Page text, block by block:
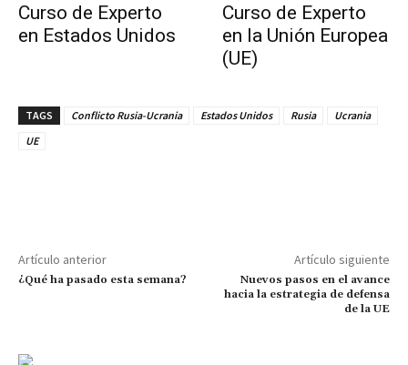
Curso de Experto
en Estados Unidos
Curso de Experto
en la Unión Europea
(UE)
TAGS Conflicto Rusia-Ucrania Estados Unidos Rusia
Ucrania
UE
Artículo anterior
¿Qué ha pasado esta semana?
Artículo siguiente
Nuevos pasos en el avance
hacia la estrategia de defensa
de la UE